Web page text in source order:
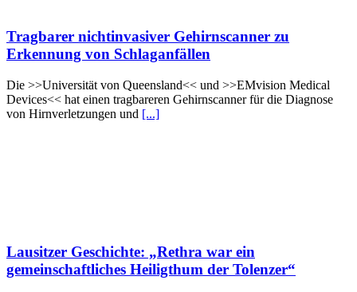
Tragbarer nichtinvasiver Gehirnscanner zu
Erkennung von Schlaganfällen
Die >>Universität von Queensland<< und >>EMvision Medical
Devices<< hat einen tragbareren Gehirnscanner für die Diagnose
von Hirnverletzungen und [...]
Lausitzer Geschichte: „Rethra war ein
gemeinschaftliches Heiligthum der Tolenzer“